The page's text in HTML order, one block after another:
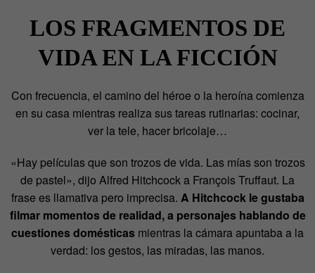
LOS FRAGMENTOS DE
VIDA EN LA FICCIÓN
Con frecuencia, el camino del héroe o la heroína comienza
en su casa mientras realiza sus tareas rutinarias: cocinar,
ver la tele, hacer bricolaje…
«Hay películas que son trozos de vida. Las mías son trozos
de pastel», dijo Alfred Hitchcock a François Truffaut. La
frase es llamativa pero imprecisa. A Hitchcock le gustaba
filmar momentos de realidad, a personajes hablando de
cuestiones domésticas mientras la cámara apuntaba a la
verdad: los gestos, las miradas, las manos.